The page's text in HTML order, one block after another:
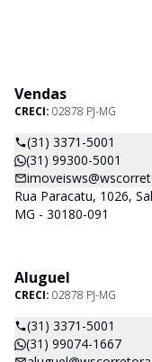
Vendas
CRECI: 02878 PJ-MG
(31) 3371-5001
(31) 99300-5001
Rua Paracatu, 1026,
MG - 30180-091
Aluguel
CRECI: 02878 PJ-MG
(31) 3371-5001
(31) 99074-1667